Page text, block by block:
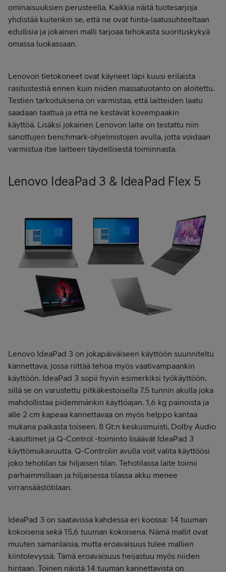
ominaisuuksien perusteella. Kaikkia näitä tuotesarjoja
yhdistää kuitenkin se, että ne ovat hinta-laatusuhteeltaan
edullisia ja jokainen malli tarjoaa tehokasta suorituskykyä
omassa luokassaan.
Lenovon tietokoneet ovat käyneet läpi kuusi erilaista
rasitustestiä ennen kuin niiden massatuotanto on aloitettu.
Testien tarkoituksena on varmistaa, että laitteiden laatu
saadaan taattua ja että ne kestävät kovempaakin
käyttöä. Lisäksi jokainen Lenovon laite on testattu niin
sanottujen benchmark-ohjelmistojen avulla, jotta voidaan
varmistua itse laitteen täydellisestä toiminnasta.
Lenovo IdeaPad 3 & IdeaPad Flex 5
Lenovo IdeaPad 3 on jokapäiväiseen käyttöön suunniteltu
kannettava, jossa riittää tehoa myös vaativampaankin
käyttöön. IdeaPad 3 sopii hyvin esimerkiksi työkäyttöön,
sillä se on varustettu pitkäkestoisella 7,5 tunnin akulla joka
mahdollistaa pidemmänkin käyttöajan. 1,6 kg painoista ja
alle 2 cm kapeaa kannettavaa on myös helppo kantaa
mukana paikasta toiseen. 8 Gt:n keskusmuisti, Dolby Audio
-kaiuttimet ja Q-Control -toiminto lisäävät IdeaPad 3
käyttömukavuutta. Q-Controlin avulla voit valita käyttöösi
joko tehotilan tai hiljaisen tilan. Tehotilassa laite toimii
parhaimmillaan ja hiljaisessa tilassa akku menee
virransäästötilaan.
IdeaPad 3 on saatavissa kahdessa eri koossa: 14 tuuman
kokoisena sekä 15,6 tuuman kokoisena. Nämä mallit ovat
muuten samanlaisia, mutta eroavaisuus tulee mallien
kiintolevyssä. Tämä eroavaisuus heijastuu myös niiden
hintaan. Toinen näistä 14 tuuman kannettavista on